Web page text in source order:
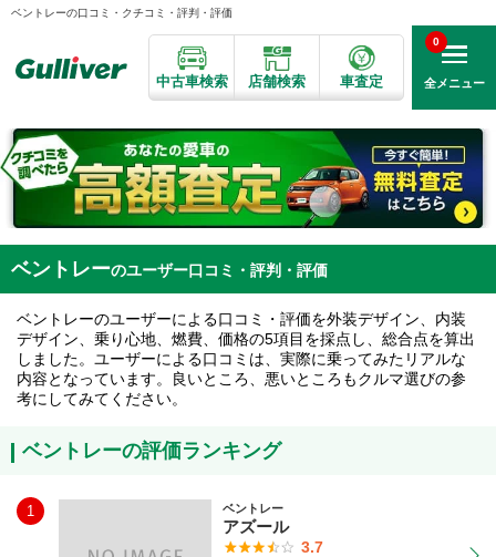
ベントレーの口コミ・クチコミ・評判・評価
中古車検索 店舗検索 車査定 全メニュー
0
ベントレーのユーザー口コミ・評判・評価
ベントレーのユーザーによる口コミ・評価を外装デザイン、内装
デザイン、乗り心地、燃費、価格の5項目を採点し、総合点を算出
しました。ユーザーによる口コミは、実際に乗ってみたリアルな
内容となっています。良いところ、悪いところもクルマ選びの参
考にしてみてください。
ベントレーの評価ランキング
1 ベントレー
アズール
3.7